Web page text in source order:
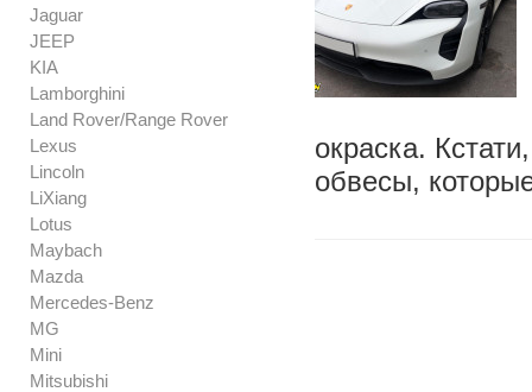
Jaguar
JEEP
KIA
Lamborghini
Land Rover/Range Rover
Lexus
Lincoln
LiXiang
Lotus
Maybach
Mazda
Mercedes-Benz
MG
Mini
Mitsubishi
окраска.
обвесы,